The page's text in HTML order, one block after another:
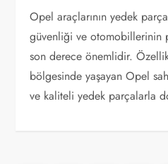
Opel araçlarının yedek
güvenliği ve otomobillerinin
son derece önemlidir.
bölgesinde yaşayan Opel
ve kaliteli yedek parçalarla